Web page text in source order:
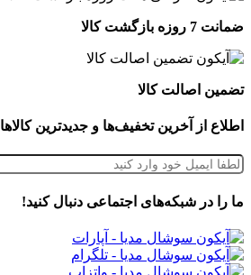
ضمانت 7 روزه بازگشت کالا
تضمین اصالت کالا
اطلاع از آخرین تخفیف‌ها و جدیدترین کالاها
ما را در شبكه‌های اجتماعی دنبال کنید!